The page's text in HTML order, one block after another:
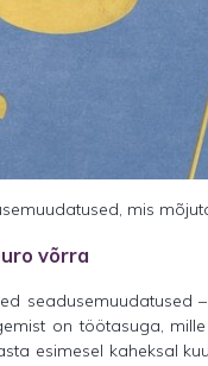
mis
võrra
seadusemuudatused
on töötasuga,
esimesel kaheksal